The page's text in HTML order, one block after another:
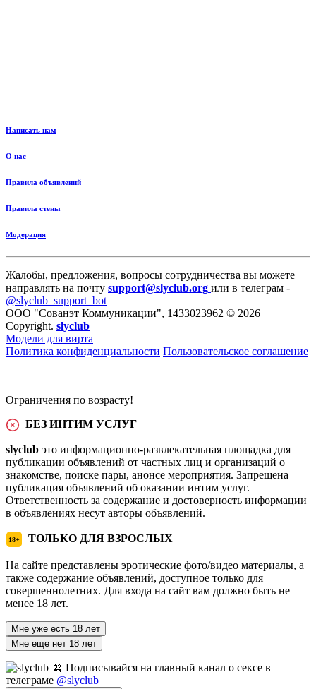
Написать нам
О нас
Правила объявлений
Правила стены
Модерация
Жалобы, предложения, вопросы сотрудничества вы можете
направлять на почту support@slyclub.org или в телеграм -
@slyclub_support_bot
ООО "Сованэт Коммуникации", 1433023962 © 2026
Copyright. slyclub
Модели для вирта
Политика конфиденциальности Пользовательское соглашение
Ограничения по возрасту!
БЕЗ ИНТИМ УСЛУГ
slyclub это информационно-развлекательная площадка для
публикации объявлений от частных лиц и организаций о
знакомстве, поиске пары, анонсе мероприятия. Запрещена
публикация объявлений об оказании интим услуг.
Ответственность за содержание и достоверность информации
в объявлениях несут авторы объявлений.
18+ ТОЛЬКО ДЛЯ ВЗРОСЛЫХ
На сайте представлены эротические фото/видео материалы, а
также содержание объявлений, доступное только для
совершеннолетних. Для входа на сайт вам должно быть не
менее 18 лет.
Мне уже есть 18 лет
Мне еще нет 18 лет
🍌 Подписывайся на главный канал о сексе в
телеграме @slyclub